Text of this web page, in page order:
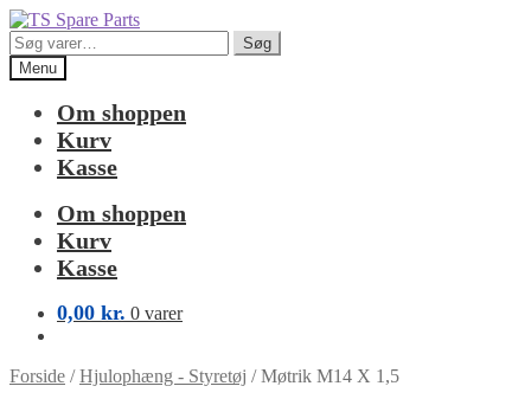
Spring
til
navigation
Spring
til
indhold
Søg
efter:
Søg
Menu
Om shoppen
Kurv
Kasse
Om shoppen
Kurv
Kasse
0,00 kr. 0 varer
Forside /Hjulophæng - Styretøj /Møtrik M14 X 1,5